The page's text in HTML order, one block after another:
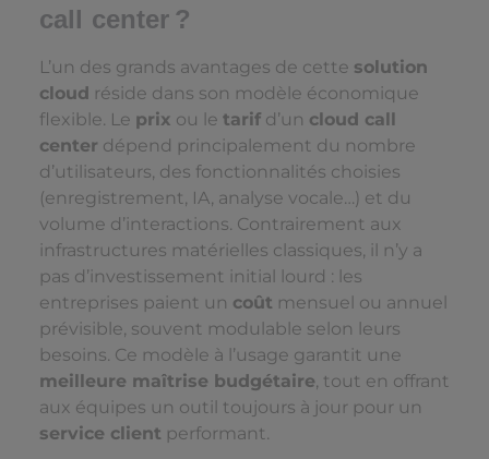
call center ?
L’un des grands avantages de cette solution
cloud réside dans son modèle économique
flexible. Le prix ou le tarif d’un cloud call
center dépend principalement du nombre
d’utilisateurs, des fonctionnalités choisies
(enregistrement, IA, analyse vocale…) et du
volume d’interactions. Contrairement aux
infrastructures matérielles classiques, il n’y a
pas d’investissement initial lourd : les
entreprises paient un coût mensuel ou annuel
prévisible, souvent modulable selon leurs
besoins. Ce modèle à l’usage garantit une
meilleure maîtrise budgétaire, tout en offrant
aux équipes un outil toujours à jour pour un
service client performant.